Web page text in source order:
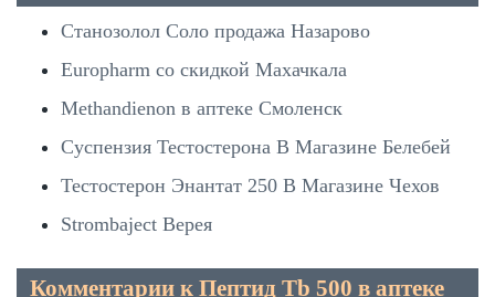
Станозолол Соло продажа Назарово
Europharm со скидкой Махачкала
Methandienon в аптеке Смоленск
Суспензия Тестостерона В Магазине Белебей
Тестостерон Энантат 250 В Магазине Чехов
Strombaject Верея
Комментарии к Пептид Tb 500 в аптеке